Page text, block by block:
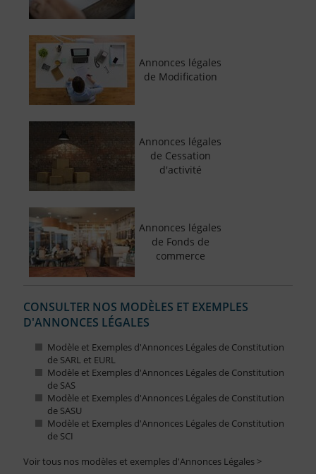
Annonces légales
de Modification
Annonces légales
de Cessation
d'activité
Annonces légales
de Fonds de
commerce
CONSULTER NOS MODÈLES ET EXEMPLES
D'ANNONCES LÉGALES
Modèle et Exemples d'Annonces Légales de Constitution
de SARL et EURL
Modèle et Exemples d'Annonces Légales de Constitution
de SAS
Modèle et Exemples d'Annonces Légales de Constitution
de SASU
Modèle et Exemples d'Annonces Légales de Constitution
de SCI
Voir tous nos modèles et exemples d'Annonces Légales >